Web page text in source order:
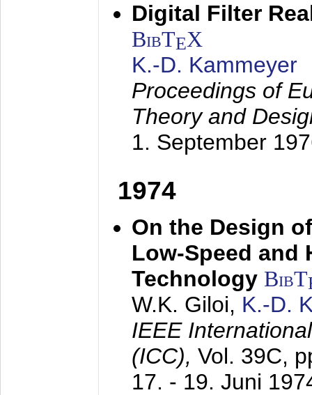
Digital Filter
BibTEX
K.-D. Kammeyer
Proceedings of
Theory and
1. September
1974
On the Design
Low-Speed and
Technology BibT
W.K. Giloi, K.-D.
IEEE
(ICC), Vol. 39C,
17. - 19. Juni